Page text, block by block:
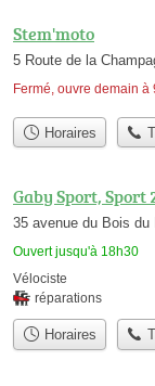
Stem'moto
5 Route de la
Fermé, ouvre demain à
Horaires
Gaby Sport, Sport
35 avenue du Bois du
Ouvert jusqu'à 18h30
Vélociste
réparations
Horaires